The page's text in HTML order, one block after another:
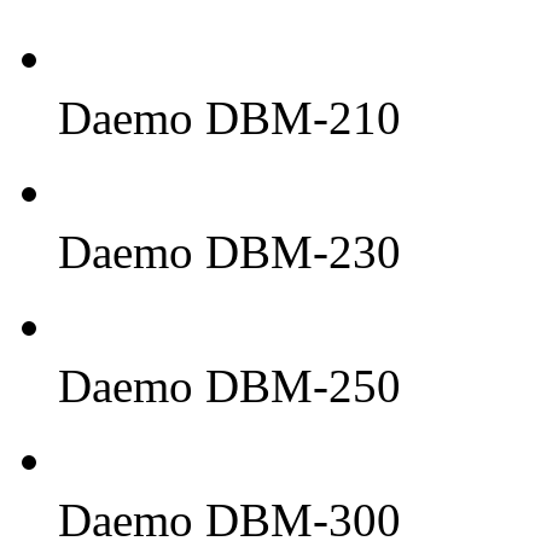
Daemo DBM-210
Daemo DBM-230
Daemo DBM-250
Daemo DBM-300